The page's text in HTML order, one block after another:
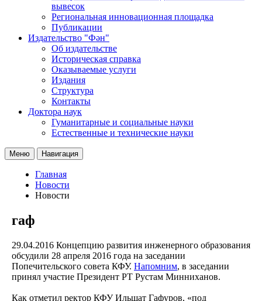
вывесок
Региональная инновационная площадка
Публикации
Издательство "Фән"
Об издательстве
Историческая справка
Оказываемые услуги
Издания
Структура
Контакты
Доктора наук
Гуманитарные и социальные науки
Естественные и технические науки
Меню Навигация
Главная
Новости
Новости
гаф
29.04.2016 Концепцию развития инженерного образования
обсудили 28 апреля 2016 года на заседании
Попечительского совета КФУ. Напомним, в заседании
принял участие Президент РТ Рустам Минниханов.
Как отметил ректор КФУ Ильшат Гафуров, «под